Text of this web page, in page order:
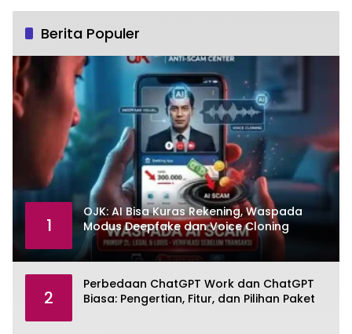
Berita Populer
1
OJK: AI Bisa Kuras Rekening, Waspada
Modus Deepfake dan Voice Cloning
2
Perbedaan ChatGPT Work dan ChatGPT
Biasa: Pengertian, Fitur, dan Pilihan Paket